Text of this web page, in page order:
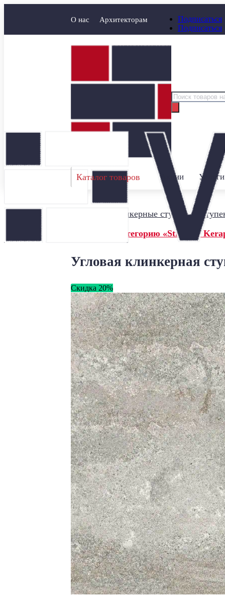
О нас Архитекторам
Подписаться
Подписаться
Поиск
товаров
Каталог товаров Акции Услуги
Клинкерные ступени/
← Назад в категорию «Stroeher
Угловая клинкерная
Скидка 20%